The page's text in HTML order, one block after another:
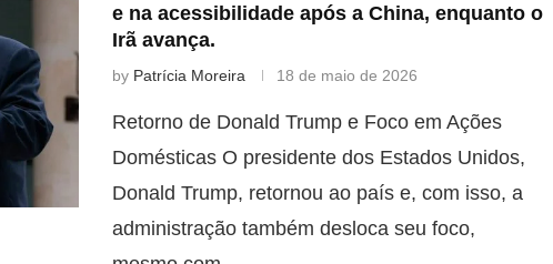
e na acessibilidade após a China, enquanto o
Irã avança.
by Patrícia Moreira 18 de maio de 2026
Retorno de Donald Trump e Foco em Ações
Domésticas O presidente dos Estados Unidos,
Donald Trump, retornou ao país e, com isso, a
administração também desloca seu foco,